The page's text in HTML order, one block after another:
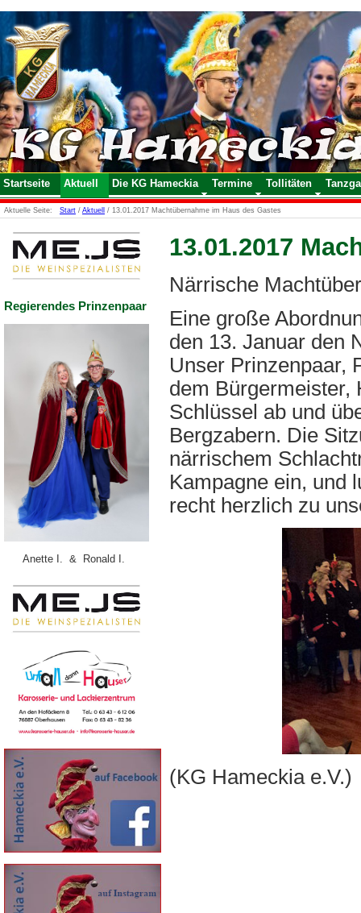
Startseite Aktuell Die KG Hameckia Termine Tollitäten
Aktuelle Seite: Start / Aktuell / 13.01.2017 Machtübernahme im Haus des Gastes
Regierendes Prinzenpaar
Anette I. & Ronald I.
13.01.2017
Närrische
Eine große
den 13. Januar den
Unser Prinzenpaar,
dem Bürgermeister,
Schlüssel ab und
Bergzabern. Die
närrischem
Kampagne ein, und
recht herzlich zu
(KG Hameckia e.V.)